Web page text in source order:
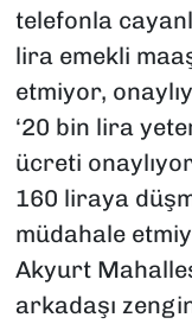
telefonla
lira emekli
etmiyor,
‘20 bin lira
ücreti
160 liraya
müdahale
Akyurt
arkadaşı